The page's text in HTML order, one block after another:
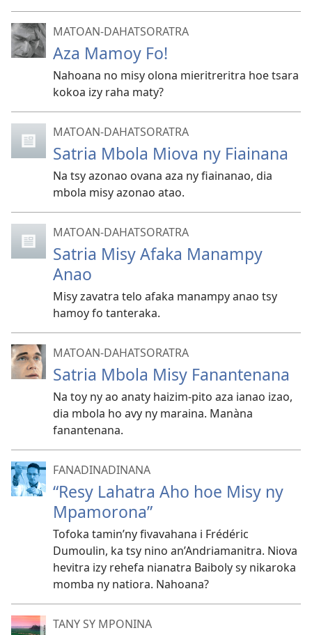
MATOAN-DAHATSORATRA
Aza Mamoy Fo!
Nahoana no misy olona mieritreritra hoe tsara
kokoa izy raha maty?
MATOAN-DAHATSORATRA
Satria Mbola Miova ny Fiainana
Na tsy azonao ovana aza ny fiainanao, dia
mbola misy azonao atao.
MATOAN-DAHATSORATRA
Satria Misy Afaka Manampy
Anao
Misy zavatra telo afaka manampy anao tsy
hamoy fo tanteraka.
MATOAN-DAHATSORATRA
Satria Mbola Misy Fanantenana
Na toy ny ao anaty haizim-pito aza ianao izao,
dia mbola ho avy ny maraina. Manàna
fanantenana.
FANADINADINANA
“Resy Lahatra Aho hoe Misy ny
Mpamorona”
Tofoka tamin’ny fivavahana i Frédéric
Dumoulin, ka tsy nino an’Andriamanitra. Niova
hevitra izy rehefa nianatra Baiboly sy nikaroka
momba ny natiora. Nahoana?
TANY SY MPONINA